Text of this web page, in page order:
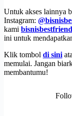
Untuk akses lainnya
Instagram:
kami bisnisbestfriend
ini untuk
Klik tombol di sini
memulai. Jangan
membantumu!